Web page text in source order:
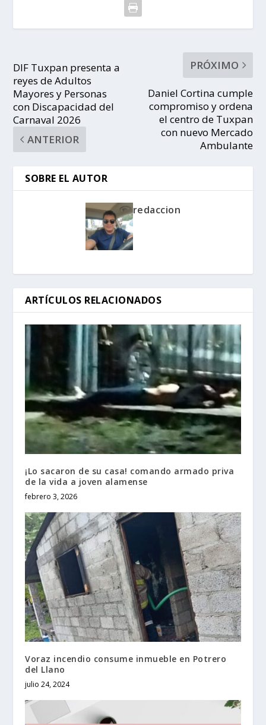
DIF Tuxpan presenta a
reyes de Adultos
Mayores y Personas
con Discapacidad del
Carnaval 2026
ANTERIOR
PRÓXIMO
Daniel Cortina cumple
compromiso y ordena
el centro de Tuxpan
con nuevo Mercado
Ambulante
SOBRE EL AUTOR
redaccion
ARTÍCULOS RELACIONADOS
¡Lo sacaron de su casa! comando armado priva
de la vida a joven alamense
febrero 3, 2026
Voraz incendio consume inmueble en Potrero
del Llano
julio 24, 2024